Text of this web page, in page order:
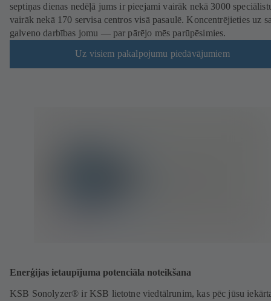
septiņas dienas nedēļā jums ir pieejami vairāk nekā 3000
vairāk nekā 170 servisa centros visā pasaulē. Koncentrējieties uz
galveno darbības jomu — par pārējo mēs parūpēsimies.
Uz visiem pakalpojumu piedāvājumiem
Enerģijas ietaupījuma potenciāla noteikšana
KSB Sonolyzer® ir KSB lietotne viedtālrunim, kas pēc jūsu